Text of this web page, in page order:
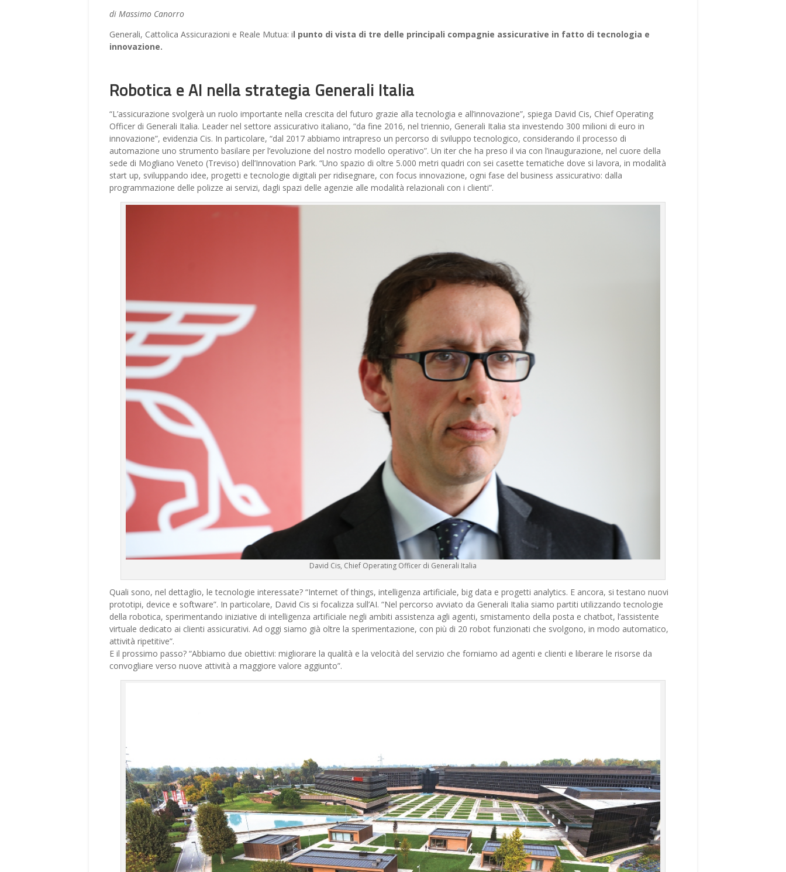
di Massimo Canorro
Generali, Cattolica Assicurazioni e Reale Mutua: il punto di vista di tre delle principali compagnie assicurative in fatto di tecnologia e
innovazione.
Robotica e AI nella strategia Generali Italia
“L’assicurazione svolgerà un ruolo importante nella crescita del futuro grazie alla tecnologia e all’innovazione”, spiega David Cis, Chief Operating
Officer di Generali Italia. Leader nel settore assicurativo italiano, “da fine 2016, nel triennio, Generali Italia sta investendo 300 milioni di euro in
innovazione”, evidenzia Cis. In particolare, “dal 2017 abbiamo intrapreso un percorso di sviluppo tecnologico, considerando il processo di
automazione uno strumento basilare per l’evoluzione del nostro modello operativo”. Un iter che ha preso il via con l’inaugurazione, nel cuore della
sede di Mogliano Veneto (Treviso) dell’Innovation Park. “Uno spazio di oltre 5.000 metri quadri con sei casette tematiche dove si lavora, in modalità
start up, sviluppando idee, progetti e tecnologie digitali per ridisegnare, con focus innovazione, ogni fase del business assicurativo: dalla
programmazione delle polizze ai servizi, dagli spazi delle agenzie alle modalità relazionali con i clienti”.
David Cis, Chief Operating Officer di Generali Italia
Quali sono, nel dettaglio, le tecnologie interessate? “Internet of things, intelligenza artificiale, big data e progetti analytics. E ancora, si testano nuovi
prototipi, device e software”. In particolare, David Cis si focalizza sull’AI. “Nel percorso avviato da Generali Italia siamo partiti utilizzando tecnologie
della robotica, sperimentando iniziative di intelligenza artificiale negli ambiti assistenza agli agenti, smistamento della posta e chatbot, l’assistente
virtuale dedicato ai clienti assicurativi. Ad oggi siamo già oltre la sperimentazione, con più di 20 robot funzionati che svolgono, in modo automatico,
attività ripetitive”.
E il prossimo passo? “Abbiamo due obiettivi: migliorare la qualità e la velocità del servizio che forniamo ad agenti e clienti e liberare le risorse da
convogliare verso nuove attività a maggiore valore aggiunto”.